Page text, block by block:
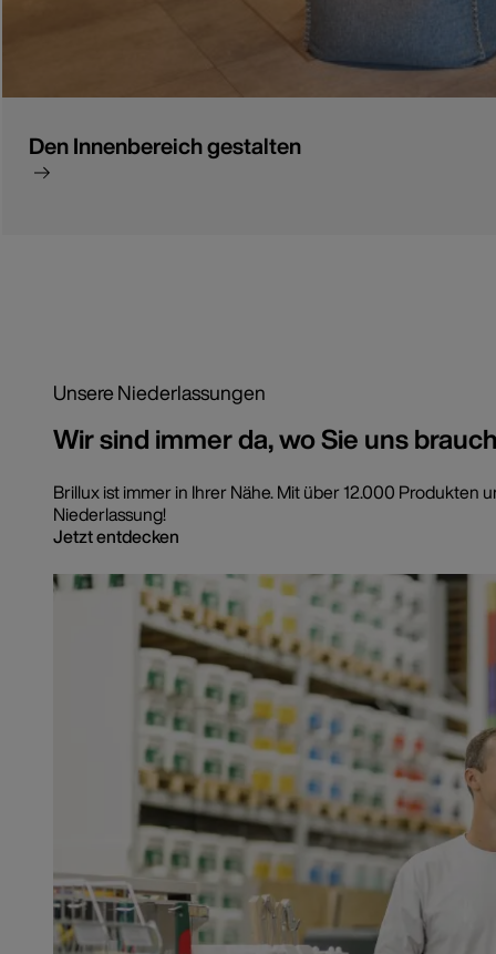
Den Innenbereich gestalten
Unsere Niederlassungen
Wir sind immer da, wo Sie uns
Brillux ist immer in Ihrer Nähe. Mit über 12.000
Niederlassung!
Jetzt entdecken